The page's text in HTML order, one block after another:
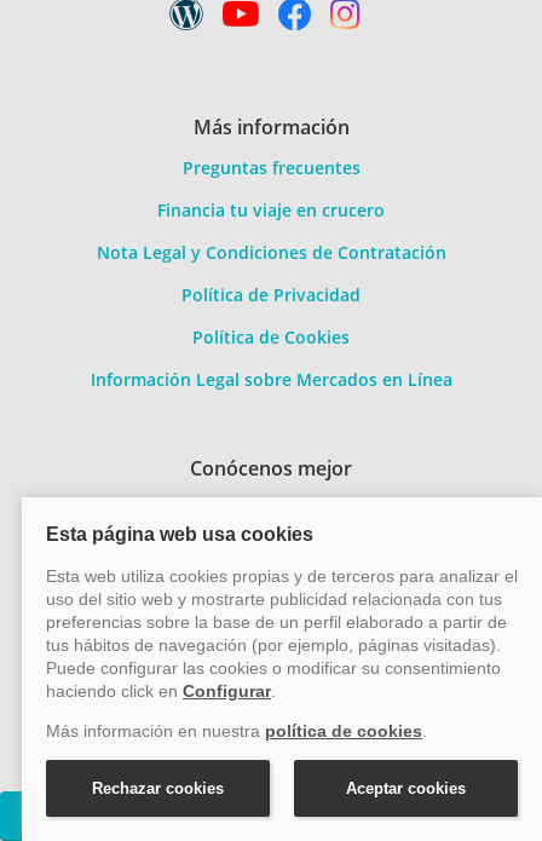
Cruceros Costa Fascinosa
Más información
Preguntas frecuentes
Financia tu viaje en crucero
Nota Legal y Condiciones de Contratación
Política de Privacidad
Política de Cookies
Información Legal sobre Mercados en Línea
Conócenos mejor
Métodos de pago
Pago 100% seguro
Transferencia
bancaria